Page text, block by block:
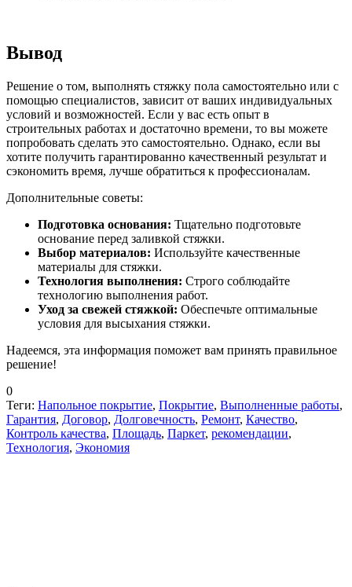
Вывод
Решение о том, выполнять стяжку пола самостоятельно или с
помощью специалистов, зависит от ваших индивидуальных
условий и возможностей. Если у вас есть опыт в
строительных работах и достаточно времени, то вы можете
попробовать сделать это самостоятельно. Однако, если вы
хотите получить гарантированно качественный результат и
сэкономить время, лучше обратиться к профессионалам.
Дополнительные советы:
Подготовка основания: Тщательно подготовьте
основание перед заливкой стяжки.
Выбор материалов: Используйте качественные
материалы для стяжки.
Технология выполнения: Строго соблюдайте
технологию выполнения работ.
Уход за свежей стяжкой: Обеспечьте оптимальные
условия для высыхания стяжки.
Надеемся, эта информация поможет вам принять правильное
решение!
0
Теги: Напольное покрытие, Покрытие, Выполненные работы,
Гарантия, Договор, Долговечность, Ремонт, Качество,
Контроль качества, Площадь, Паркет, рекомендации,
Технология, Экономия